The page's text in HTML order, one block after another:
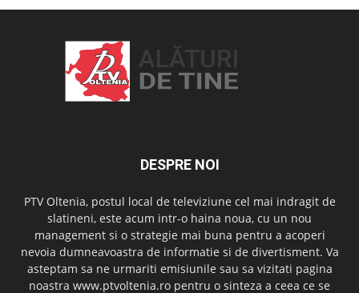
DESPRE NOI
PTV Oltenia, postul local de televiziune cel mai indragit de
slatineni, este acum intr-o haina noua, cu un nou
management si o strategie mai buna pentru a acoperi
nevoia dumneavoastra de informatie si de divertisment. Va
asteptam sa ne urmariti emisiunile sau sa vizitati pagina
noastra www.ptvoltenia.ro pentru o sinteza a ceea ce se